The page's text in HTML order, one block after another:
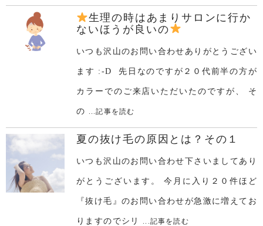
生理の時はあまりサロンに行か
ないほうが良いの
いつも沢山のお問い合わせありがとうござい
ます :-D 先日なのですが２０代前半の方が
カラーでのご来店いただいたのですが、 そ
の ...記事を読む
夏の抜け毛の原因とは？その１
いつも沢山のお問い合わせ下さいましてあり
がとうございます。 今月に入り２０件ほど
『抜け毛』のお問い合わせが急激に増えてお
りますのでシリ ...記事を読む